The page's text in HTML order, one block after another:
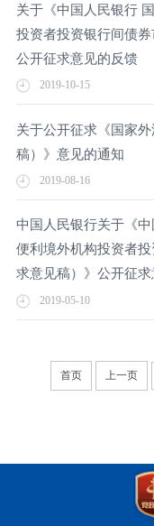
关于《中国人民银行
投资者投资银行间债券
公开征求意见的反馈
2019-10-15
关于公开征求《国家
稿）》意见的通知
2019-08-16
中国人民银行关于《
便利境外机构投资者
求意见稿）》公开征
2019-05-10
首页 上一页